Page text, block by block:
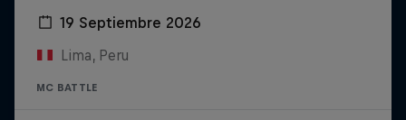
19 Septiembre 2026
Lima, Peru
MC BATTLE